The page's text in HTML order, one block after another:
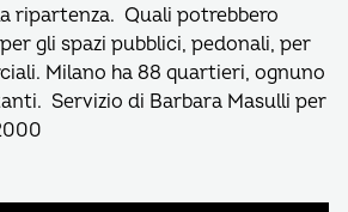
ripartenza. Quali potrebbero
gli spazi pubblici, pedonali, per
Milano ha 88 quartieri, ognuno
Servizio di Barbara Masulli per